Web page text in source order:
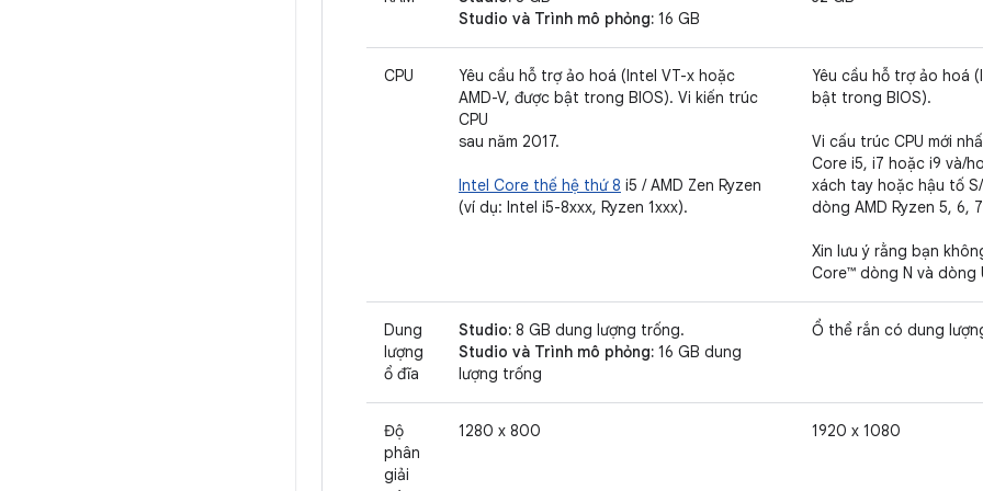
Studio và Trình mô phỏng: 16 GB
CPU
Yêu cầu hỗ trợ ảo hoá (Intel VT-x hoặc
AMD-V, được bật trong BIOS). Vi kiến trúc
CPU
sau năm 2017.
Intel Core thế hệ thứ 8 i5 / AMD Zen Ryzen
(ví dụ: Intel i5-8xxx, Ryzen 1xxx).
Yêu cầu hỗ trợ ảo hoá
bật trong BIOS).
Vi cấu trúc CPU mới
Core i5, i7 hoặc i9 và/
xách tay hoặc hậu tố
dòng AMD Ryzen 5, 6,
Xin lưu ý rằng bạn
Core™ dòng N và dòng
Dung
lượng
ổ đĩa
Studio: 8 GB dung lượng trống.
Studio và Trình mô phỏng: 16 GB dung
lượng trống
Ổ thể rắn có dung
Độ
phân
giải
1280 x 800 1920 x 1080